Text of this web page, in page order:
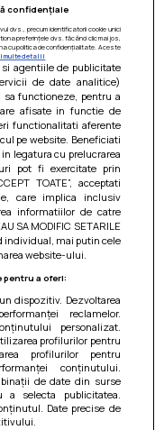
rosu
confidențiale
dvs., precum identificatorii cookie unici
preferințele dvs. făcând clic mai jos,
cu politica de confidențialitate. Aceste
multe detalii
agentiile de publicitate
de date analitice)
functioneze, pentru a
afisate in functie de
functionalitati aferente
pe website. Beneficiati
legatura cu prelucrarea
pot fi exercitate prin
TOATE”, acceptati
care implica inclusiv
informatiilor de catre
SA MODIFIC SETARILE
individual, mai putin cele
website-ului.
pentru a oferi:
dispozitiv. Dezvoltarea
reclamelor.
personalizat.
profilurilor pentru
profilurilor pentru
conținutului.
de date din surse
selecta publicitatea.
Date precise de